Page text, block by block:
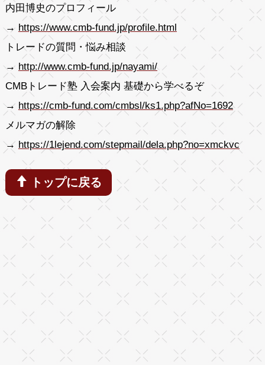
内田博史のプロフィール
→ https://www.cmb-fund.jp/profile.html
トレードの質問・悩み相談
→ http://www.cmb-fund.jp/nayami/
CMBトレード塾 入会案内 基礎から学べるぞ
→ https://cmb-fund.com/cmbsl/ks1.php?afNo=1692
メルマガの解除
→ https://1lejend.com/stepmail/dela.php?no=xmckvc
トップに戻る